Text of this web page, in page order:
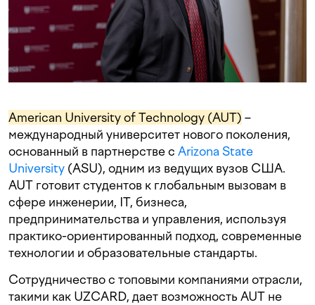
American University of Technology (AUT) –
международный университет нового поколения,
основанный в партнерстве с Arizona State
University (ASU), одним из ведущих вузов США.
AUT готовит студентов к глобальным вызовам в
сфере инженерии, IT, бизнеса,
предпринимательства и управления, используя
практико-ориентированный подход, современные
технологии и образовательные стандарты.
Сотрудничество с топовыми компаниями отрасли,
такими как UZCARD, дает возможность AUT не